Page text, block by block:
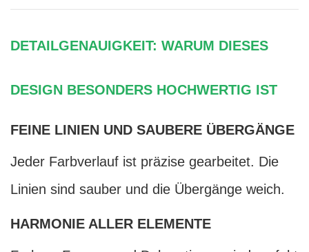
DETAILGENAUIGKEIT: WARUM DIESES
DESIGN BESONDERS HOCHWERTIG IST
FEINE LINIEN UND SAUBERE ÜBERGÄNGE
Jeder Farbverlauf ist präzise gearbeitet. Die
Linien sind sauber und die Übergänge weich.
HARMONIE ALLER ELEMENTE